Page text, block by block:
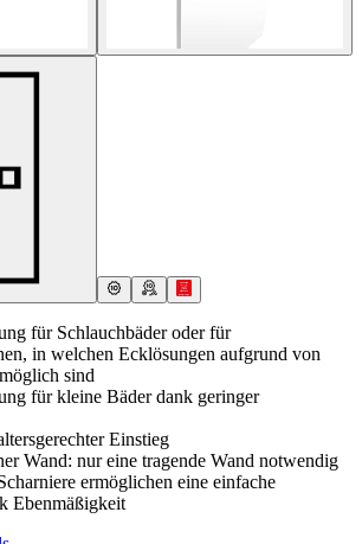
für Schlauchbäder oder für
in welchen Ecklösungen aufgrund von
sind
für kleine Bäder dank geringer
Einstieg
Wand: nur eine tragende Wand notwendig
ermöglichen eine einfache
Ebenmäßigkeit